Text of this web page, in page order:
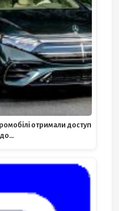
отримали доступ
до…